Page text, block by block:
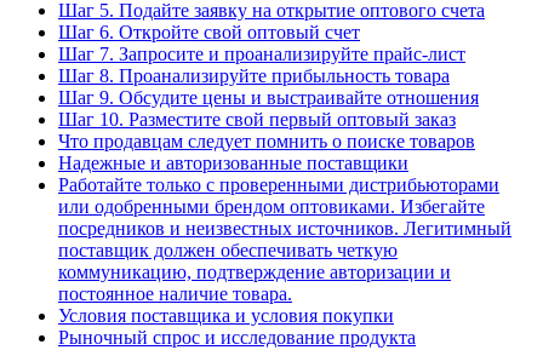
Шаг 5. Подайте заявку на открытие оптового счета
Шаг 6. Откройте свой оптовый счет
Шаг 7. Запросите и проанализируйте прайс-лист
Шаг 8. Проанализируйте прибыльность товара
Шаг 9. Обсудите цены и выстраивайте отношения
Шаг 10. Разместите свой первый оптовый заказ
Что продавцам следует помнить о поиске товаров
Надежные и авторизованные поставщики
Работайте только с проверенными дистрибьюторами
или одобренными брендом оптовиками. Избегайте
посредников и неизвестных источников. Легитимный
поставщик должен обеспечивать четкую
коммуникацию, подтверждение авторизации и
постоянное наличие товара.
Условия поставщика и условия покупки
Рыночный спрос и исследование продукта